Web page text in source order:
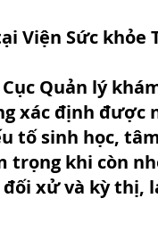
Viện Sức khỏe
Quản lý
xác định được
tố sinh học,
khi còn
xử và kỳ thị,